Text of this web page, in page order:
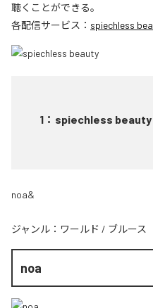
聴くことができる。
各配信サービス： spiechless
1 ： spiechless beauty
noa&
ジャンル： ワールド / ブルース
noa